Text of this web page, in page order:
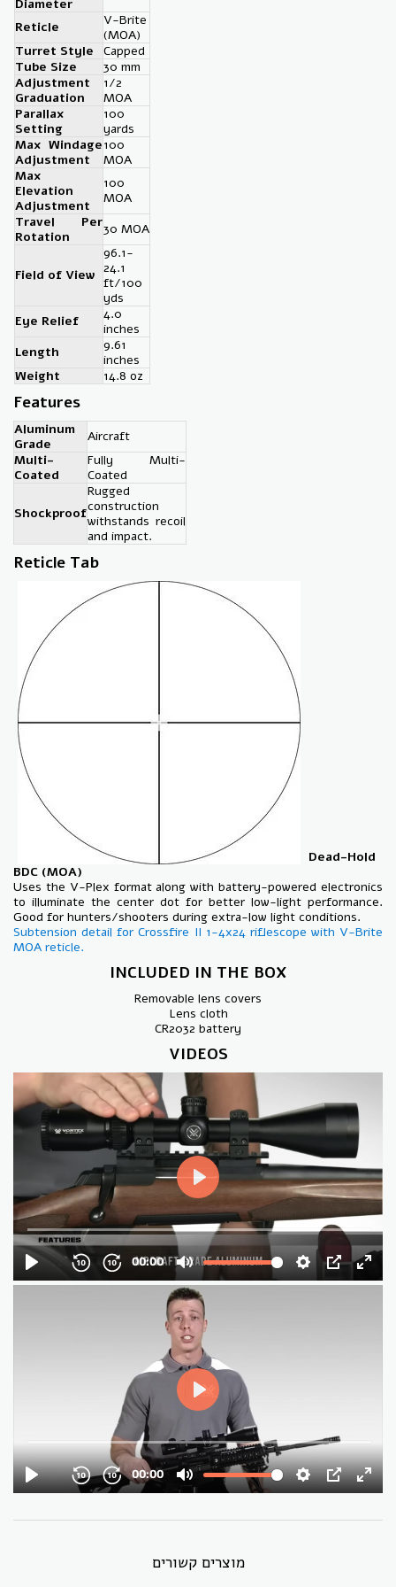
Diameter
Reticle
V-Brite
(MOA)
Turret Style
Capped
Tube Size
30 mm
Adjustment
Graduation
1/2
MOA
Parallax
Setting
100
yards
Max Windage
Adjustment
100
MOA
Max
Elevation
Adjustment
100
MOA
Travel Per
Rotation
30 MOA
Field of View
96.1-
24.1
ft/100
yds
Eye Relief
4.0
inches
Length
9.61
inches
Weight
14.8 oz
Features
Aluminum
Grade
Aircraft
Multi-
Coated
Fully Multi-
Coated
Shockproof
Rugged
construction
withstands recoil
and impact.
Reticle Tab
Dead-Hold
BDC (MOA)
Uses the V-Plex format along with battery-powered electronics
to illuminate the center dot for better low-light performance.
Good for hunters/shooters during extra-low light conditions.
Subtension detail for Crossfire II 1-4x24 riflescope with V-Brite
MOA reticle.
INCLUDED IN THE BOX
Removable lens covers
Lens cloth
CR2032 battery
VIDEOS
מוצרים קשורים